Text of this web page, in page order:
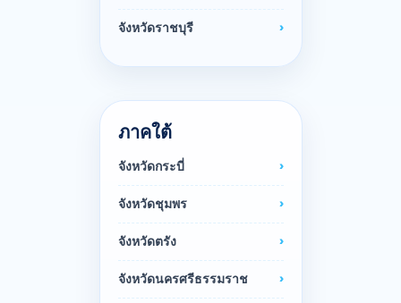
จังหวัดราชบุรี
ภาคใต้
จังหวัดกระบี่
จังหวัดชุมพร
จังหวัดตรัง
จังหวัดนครศรีธรรมราช